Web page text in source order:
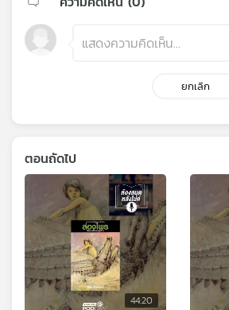
ยกเลิก
ตอนถัดไป
44:20